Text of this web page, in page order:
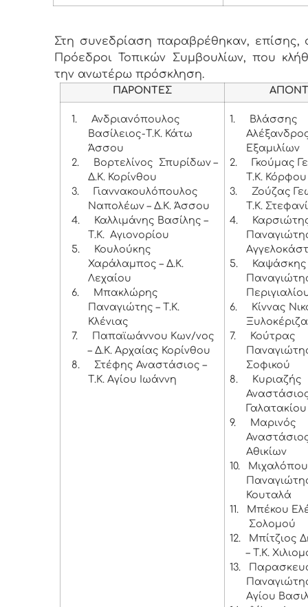
Στη συνεδρίαση παραβρέθηκαν, επίσης,
Πρόεδροι Τοπικών Συμβουλίων, που
την ανωτέρω πρόσκληση.
ΠΑΡΟΝΤΕΣ
1.
Ανδριανόπουλος
Βασίλειος-Τ.Κ. Κάτω
Άσσου
2.
Βορτελίνος Σπυρίδων –
Δ.Κ. Κορίνθου
3.
Γιαννακουλόπουλος
Ναπολέων – Δ.Κ. Άσσου
4.
Καλλιμάνης Βασίλης –
Τ.Κ. Αγιονορίου
5.
Κουλούκης
Χαράλαμπος – Δ.Κ.
Λεχαίου
6.
Μπακλώρης
Παναγιώτης – Τ.Κ.
Κλένιας
7.
Παπαϊωάννου Κων/νος
– Δ.Κ. Αρχαίας Κορίνθου
8.
Στέφης Αναστάσιος –
Τ.Κ. Αγίου Ιωάννη
1.
Βλάσσης
Εξαμιλίων
2.
Γκούμας
Τ.Κ.
3.
Ζούζας
Τ.Κ.
4.
5.
Καψάσκης
6.
Κίννας
7.
Κούτρας
Σοφικού
8.
Κυριαζής
Γαλατακίου
9.
Μαρινός
Αθικίων
10.
Κουταλά
11.
Μπέκου
Σολομού
12.
Μπίτζιος
– Τ.Κ.
13.
Αγίου